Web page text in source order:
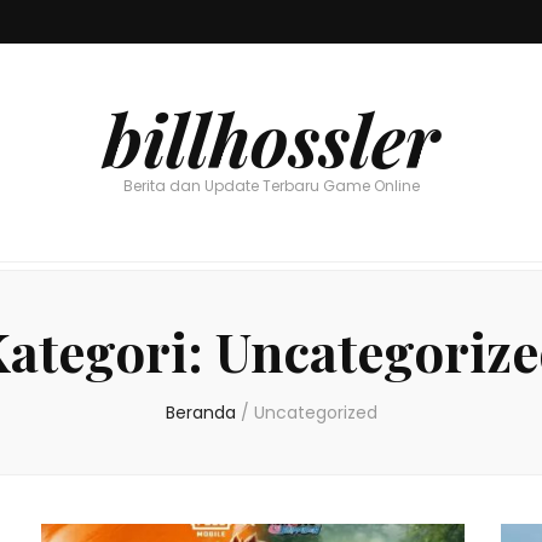
billhossler
Berita dan Update Terbaru Game Online
Beranda / Uncategorized